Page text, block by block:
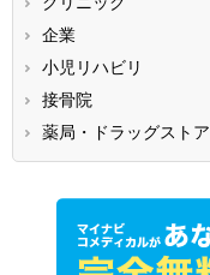
福岡県
熊本県
鹿児島県
企業
小児リハビリ
接骨院
薬局・ドラッグストア